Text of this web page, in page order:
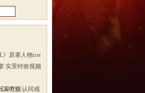
》原著人物cos
实景特效视频
电影
家产生认同感